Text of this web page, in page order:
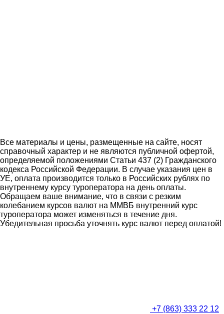
Все материалы и цены, размещенные на сайте, носят
справочный характер и не являются публичной офертой,
определяемой положениями Статьи 437 (2) Гражданского
кодекса Российской Федерации. В случае указания цен в
УЕ, оплата производится только в Российских рублях по
внутреннему курсу туроператора на день оплаты.
Обращаем ваше внимание, что в связи с резким
колебанием курсов валют на ММВБ внутренний курс
туроператора может изменяться в течение дня.
Убедительная просьба уточнять курс валют перед оплатой!
+7 (863) 333 22 12